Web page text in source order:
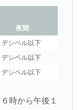
夜間
デシベル以下
デシベル以下
デシベル以下
時から午後１